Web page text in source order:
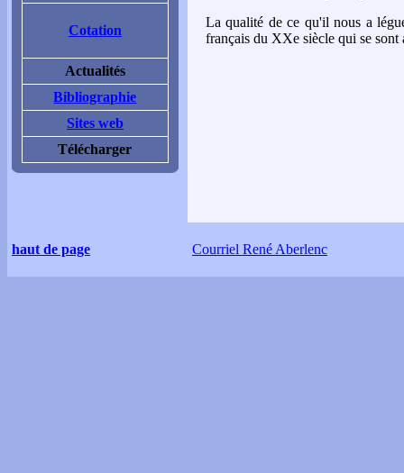
Cotation
Actualités
Bibliographie
Sites web
Télécharger
La qualité de ce qu'il nous a
français du XXe siècle qui se sont
haut de page Courriel René Aberlenc